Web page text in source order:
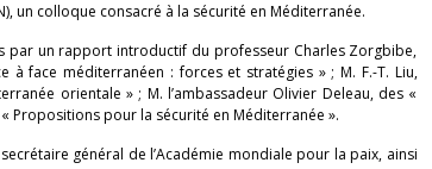
un colloque consacré à la sécurité en Méditerranée.
par un rapport introductif du professeur Charles Zorgbibe,
à face méditerranéen : forces et stratégies » ; M. F.-T. Liu,
orientale » ; M. l’ambassadeur Olivier Deleau, des «
Propositions pour la sécurité en Méditerranée ».
général de l’Académie mondiale pour la paix, ainsi